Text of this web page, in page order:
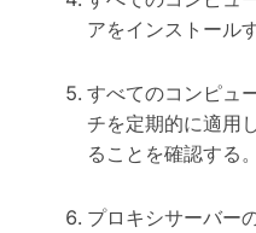
アをインストールす
すべてのコンピュ
チを定期的に適用
ることを確認する。
プロキシサーバー